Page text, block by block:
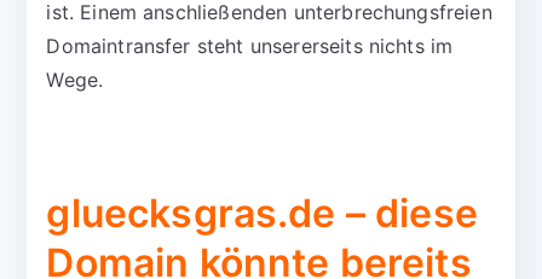
ist. Einem anschließenden unterbrechungsfreien
Domaintransfer steht unsererseits nichts im
Wege.
gluecksgras.de – diese
Domain könnte bereits